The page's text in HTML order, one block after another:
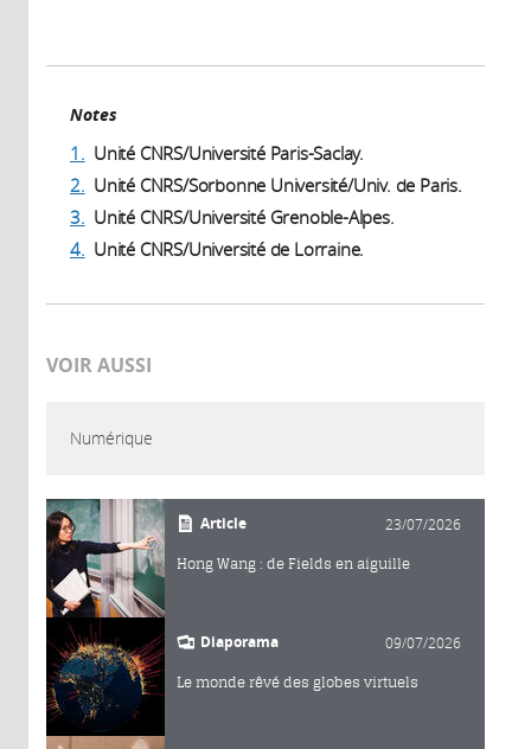
Notes
1. Unité CNRS/Université Paris-Saclay.
2. Unité CNRS/Sorbonne Université/Univ. de Paris.
3. Unité CNRS/Université Grenoble-Alpes.
4. Unité CNRS/Université de Lorraine.
VOIR AUSSI
Numérique
Article 23/07/2026
Hong Wang : de Fields en aiguille
Diaporama 09/07/2026
Le monde rêvé des globes virtuels